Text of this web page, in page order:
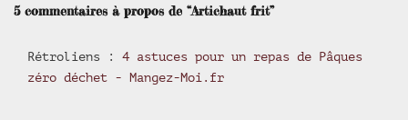
5 commentaires à propos de “Artichaut frit”
Rétroliens : 4 astuces pour un repas de Pâques
zéro déchet - Mangez-Moi.fr